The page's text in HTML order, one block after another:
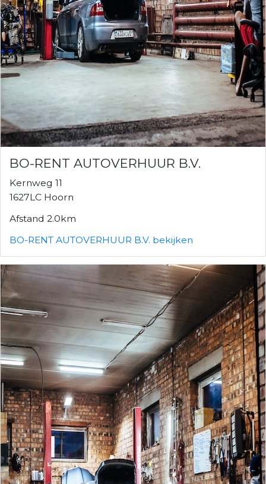
BO-RENT AUTOVERHUUR B.V.
Kernweg 11
1627LC Hoorn
Afstand 2.0km
BO-RENT AUTOVERHUUR B.V. bekijken